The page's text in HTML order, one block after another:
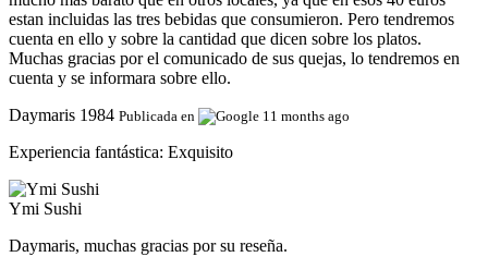
estan incluidas las tres bebidas que consumieron. Pero tendremos
cuenta en ello y sobre la cantidad que dicen sobre los platos.
Muchas gracias por el comunicado de sus quejas, lo tendremos en
cuenta y se informara sobre ello.
Daymaris 1984 Publicada en 11 months ago
Experiencia fantástica: Exquisito
Ymi Sushi
Daymaris, muchas gracias por su reseña.